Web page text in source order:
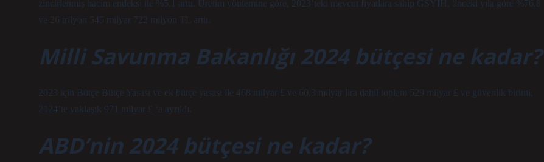
zincirlenmiş hacim endeksi ile %5,1 arttı. Üretim yöntemine göre, 2023’teki mevcut fiyatlara sahip GSYİH, önceki yıla göre %76,8
ve 26 trilyon 545 milyar 722 milyon TL arttı.
Milli Savunma Bakanlığı 2024 bütçesi ne kadar?
2023 için Bütçe Bütçe Yasası ve ek bütçe yasası ile 468 milyar £ ve 60.3 milyar lira dahil toplam 529 milyar £ ve güvenlik birimi,
2024’te yaklaşık 971 milyar £ ‘a ayrıldı.
ABD’nin 2024 bütçesi ne kadar?